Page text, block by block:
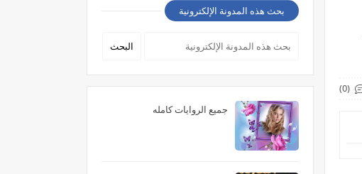
(0)
بحث هذه المدونة الإلكترونية
جميع الروايات كامله